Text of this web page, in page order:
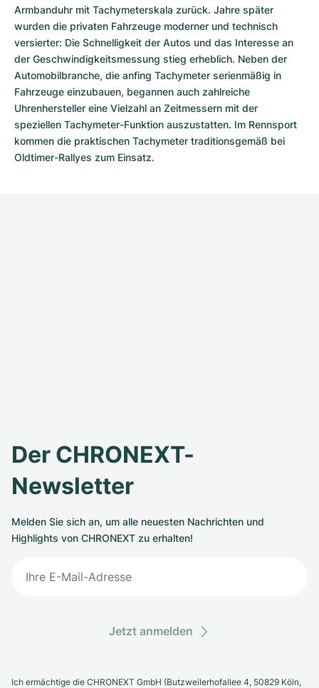
Armbanduhr mit Tachymeterskala zurück. Jahre später
wurden die privaten Fahrzeuge moderner und technisch
versierter: Die Schnelligkeit der Autos und das Interesse an
der Geschwindigkeits­messung stieg erheblich. Neben der
Automobil­branche, die anfing Tachymeter serienmäßig in
Fahrzeuge einzubauen, begannen auch zahlreiche
Uhrenhersteller eine Vielzahl an Zeitmessern mit der
speziellen Tachymeter-Funktion auszustatten. Im Rennsport
kommen die praktischen Tachymeter traditionsgemäß bei
Oldtimer-Rallyes zum Einsatz.
Der CHRONEXT-
Newsletter
Melden Sie sich an, um alle neuesten Nachrichten und
Highlights von CHRONEXT zu erhalten!
Jetzt anmelden
Ich ermächtige die CHRONEXT GmbH (Butzweilerhofallee 4, 50829 Köln,